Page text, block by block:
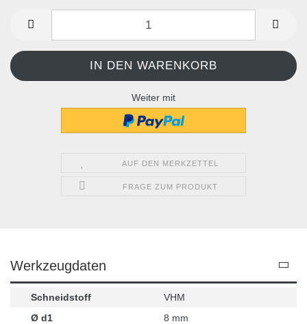
Weiter mit
AUF DEN MERKZETTEL
FRAGE ZUM PRODUKT
Werkzeugdaten
Schneidstoff
VHM
Ø d1
8 mm